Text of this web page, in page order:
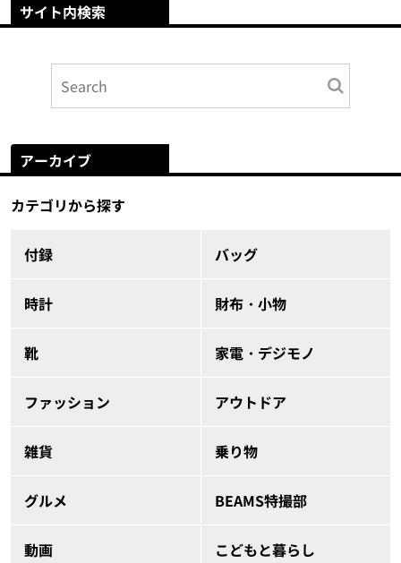
サイト内検索
アーカイブ
カテゴリから探す
付録 バッグ
時計 財布・小物
靴 家電・デジモノ
ファッション アウトドア
雑貨 乗り物
グルメ BEAMS特撮部
動画 こどもと暮らし